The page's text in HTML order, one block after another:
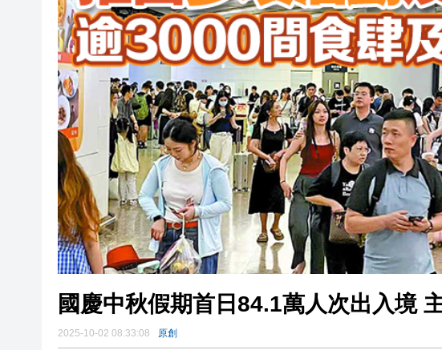
國慶中秋假期首日84.1萬人次出入境
2025-10-02 08:33:08 原創